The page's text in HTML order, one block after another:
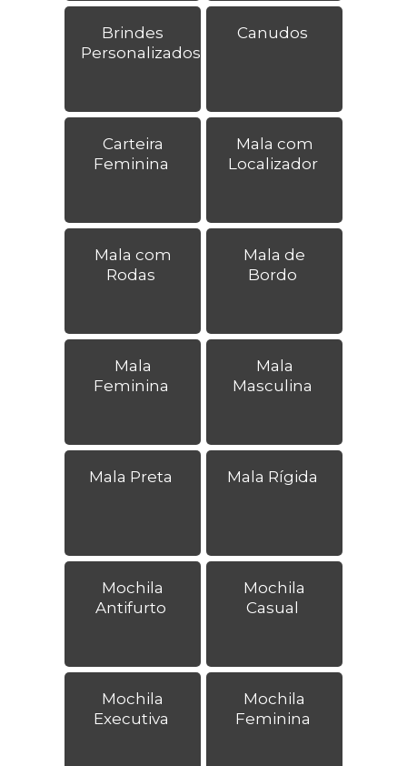
Brindes
Personalizados
Canudos
Carteira
Feminina
Mala com
Localizador
Mala com
Rodas
Mala de
Bordo
Mala
Feminina
Mala
Masculina
Mala Preta Mala Rígida
Mochila
Antifurto
Mochila
Casual
Mochila
Executiva
Mochila
Feminina